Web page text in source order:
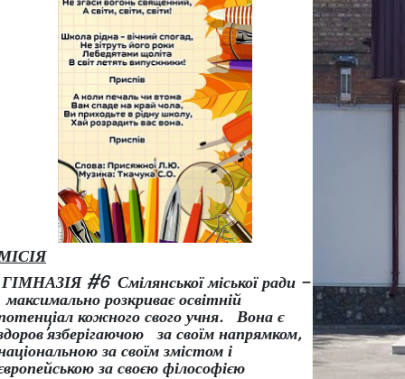
ГІМНАЗІЯ #6 Смілянської міської ради –
розкриває освітній
кожного свого учня.
Вона є
’язберігаючою за своїм напрямком,
за своїм змістом і
за своєю філософією